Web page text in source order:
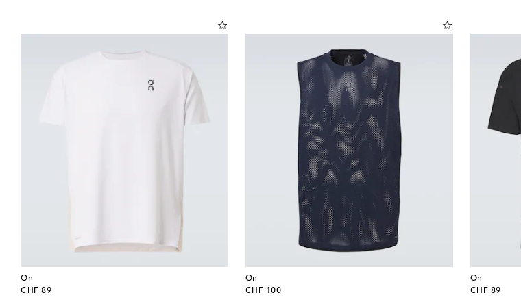
On
CHF 89
original price
On
CHF 100
original price
On
CHF 89
original price